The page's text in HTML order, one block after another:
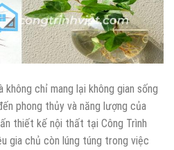
chỉ mang lại không gian sống
phong thủy và năng lượng của
thiết kế nội thất tại Công Trình
gia chủ còn lúng túng trong việc